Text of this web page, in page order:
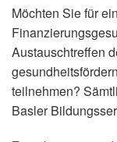
Möchten Sie für
Austauschtreffen
teilnehmen?
Basler